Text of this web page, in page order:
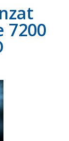
7200